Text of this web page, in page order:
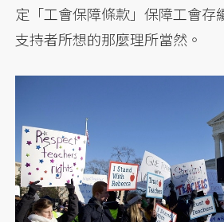
定「工會保障條款」保障工會存
支持者所想的那麼理所當然。